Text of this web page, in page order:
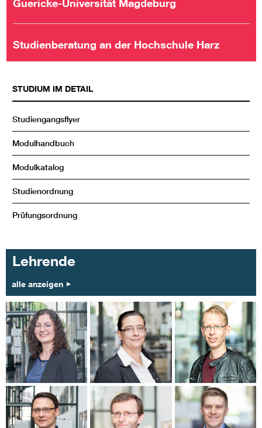
Guericke-Universität Magdeburg
Studienberatung an der Hochschule Harz
STUDIUM IM DETAIL
Studiengangsflyer
Modulhandbuch
Modulkatalog
Studienordnung
Prüfungsordnung
Lehrende
alle anzeigen